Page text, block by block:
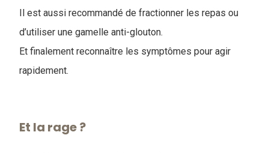
Il est aussi recommandé de fractionner les repas ou
d’utiliser une gamelle anti-glouton.
Et finalement reconnaître les symptômes pour agir
rapidement.
Et la rage ?